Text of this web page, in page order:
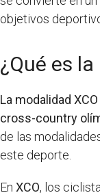
objetivos
¿Qué es
La modalidad XCO
cross-country
de las
este deporte.
En XCO, los